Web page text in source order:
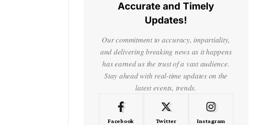
Accurate and Timely
Updates!
Our commitment to accuracy, impartiality,
and delivering breaking news as it happens
has earned us the trust of a vast audience.
Stay ahead with real-time updates on the
latest events, trends.
Facebook Twitter Instagram